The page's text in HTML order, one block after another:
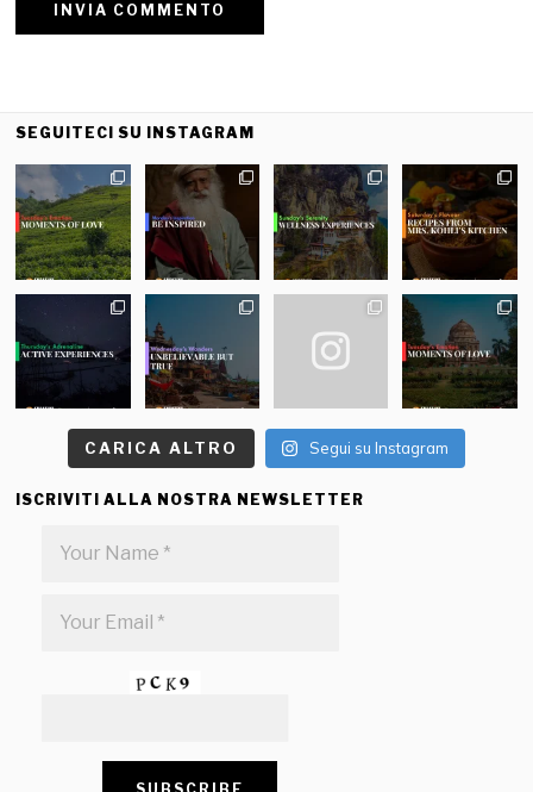
SEGUITECI SU INSTAGRAM
CARICA ALTRO Segui su Instagram
ISCRIVITI ALLA NOSTRA NEWSLETTER